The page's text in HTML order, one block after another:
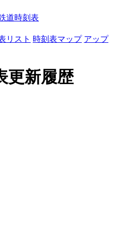
道時刻表
リスト 時刻表マップ アップ
更新履歴